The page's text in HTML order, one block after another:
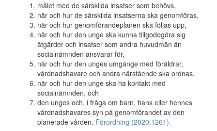
målet med de särskilda insatser som behövs,
när och hur de särskilda insatserna ska genomföras,
när och hur genomförandeplanen ska följas upp,
när och hur den unge ska kunna tillgodogöra sig
åtgärder och insatser som andra huvudmän än
socialnämnden ansvarar för,
när och hur den unges umgänge med föräldrar,
vårdnadshavare och andra närstående ska ordnas,
när och hur den unge ska ha kontakt med
socialnämnden, och
den unges och, i fråga om barn, hans eller hennes
vårdnadshavares syn på genomförandet av den
planerade vården. Förordning (2020:1261).